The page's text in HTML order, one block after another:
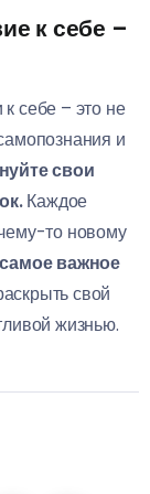
к себе –
себе – это не
и
свои
Каждое
то новому
важное
свой
жизнью.